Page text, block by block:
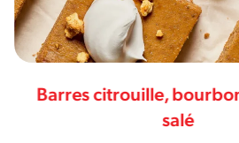
Barres citrouille,
salé